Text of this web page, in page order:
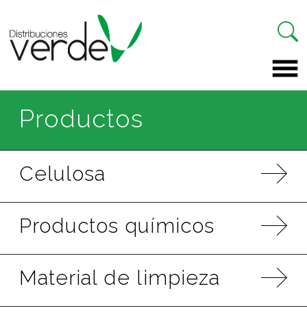
Navegación principal
Productos
Celulosa
Productos químicos
Material de limpieza